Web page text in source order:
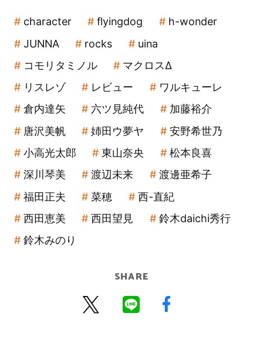
character flyingdog
h-wonder
JUNNA
rocks
uina
コモリタミノル
マクロスΔ
リスレゾ
レビュー
ワルキューレ
倉内達矢
六ツ見純代
加藤裕介
唐沢美帆
姉田ウ夢ヤ
安野希世乃
小高光太郎
東山奈央
松本良喜
深川琴美
渡辺未来
渡邊亜希子
福田正夫
菜穂
西-直紀
西田恵美
西田望見
鈴木daichi秀行
鈴木みのり
SHARE